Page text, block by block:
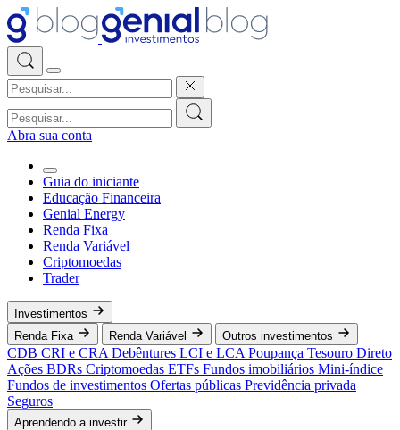
Abra sua conta
Guia do iniciante
Educação Financeira
Genial Energy
Renda Fixa
Renda Variável
Criptomoedas
Trader
Investimentos
Renda Fixa
Renda Variável Outros investimentos
CDB CRI e CRA Debêntures LCI e LCA Poupança Tesouro Direto
Ações BDRs Criptomoedas ETFs Fundos imobiliários Mini-índice
Fundos de investimentos Ofertas públicas Previdência privada
Seguros
Aprendendo a investir